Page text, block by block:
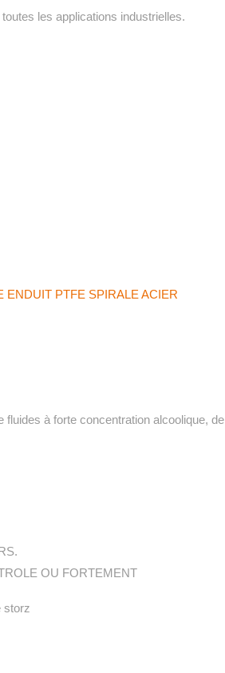
les applications industrielles.
ENDUIT PTFE SPIRALE ACIER
à forte concentration alcoolique, de
OU FORTEMENT
storz